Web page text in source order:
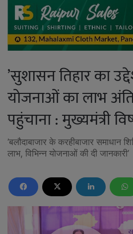
’सुशासन तिहार का
योजनाओं का लाभ
पहुंचाना : मुख्यमंत्री
’बलौदाबाजार के करहीबाजार समाधान
लाभ, विभिन्न योजनाओं की दी जानकारी’